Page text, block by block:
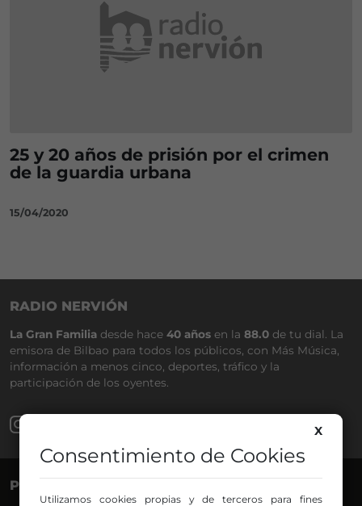
25 y 20 años de prisión por el crimen
de la guardia urbana
15/04/2020
RADIO NERVIÓN
La Gran Familia desde hace 40 años en la 88.0 de tu dial. La
emisora de Bilbao para todos los públicos, con Más Música,
información a menos cinco, deportes, tráfico y la
participación de los oyentes.
PROGRAMAS
X
Consentimiento de Cookies
Utilizamos cookies propias y de terceros para fines